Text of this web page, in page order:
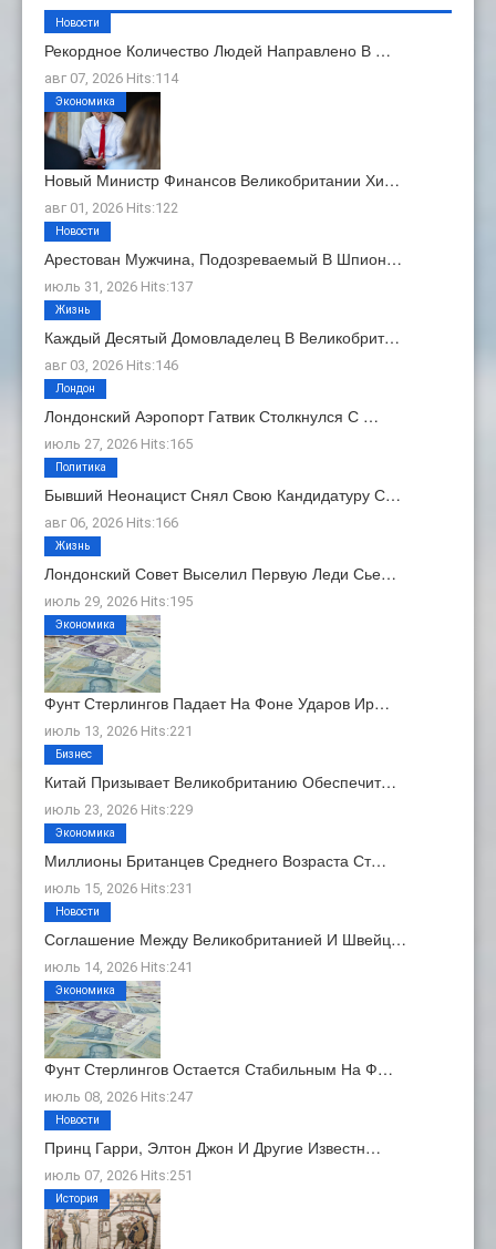
Рекордное Количество Людей Направлено В …
авг 07, 2026 Hits:114
Новости
Новый Министр Финансов Великобритании Хи…
авг 01, 2026 Hits:122
Экономика
Арестован Мужчина, Подозреваемый В Шпион…
июль 31, 2026 Hits:137
Новости
Каждый Десятый Домовладелец В Великобрит…
авг 03, 2026 Hits:146
Жизнь
Лондонский Аэропорт Гатвик Столкнулся С …
июль 27, 2026 Hits:165
Лондон
Бывший Неонацист Снял Свою Кандидатуру С…
авг 06, 2026 Hits:166
Политика
Лондонский Совет Выселил Первую Леди Сье…
июль 29, 2026 Hits:195
Жизнь
Фунт Стерлингов Падает На Фоне Ударов Ир…
июль 13, 2026 Hits:221
Экономика
Китай Призывает Великобританию Обеспечит…
июль 23, 2026 Hits:229
Бизнес
Миллионы Британцев Среднего Возраста Ст…
июль 15, 2026 Hits:231
Экономика
Соглашение Между Великобританией И Швейц…
июль 14, 2026 Hits:241
Новости
Фунт Стерлингов Остается Стабильным На Ф…
июль 08, 2026 Hits:247
Экономика
Принц Гарри, Элтон Джон И Другие Известн…
июль 07, 2026 Hits:251
Новости
История